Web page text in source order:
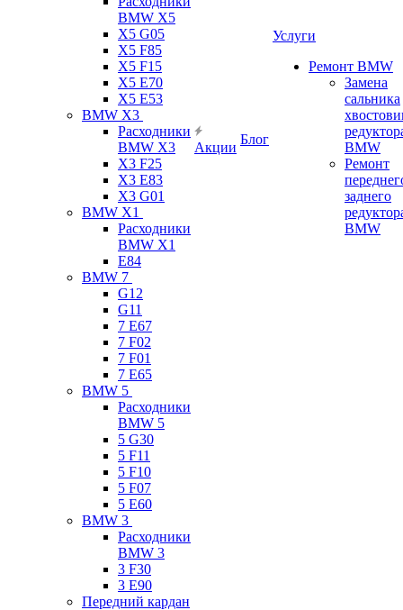
BMW X5
X5 G05
X5 F85
X5 F15
X5 E70
X5 E53
BMW X3
Расходники
BMW X3
X3 F25
X3 E83
X3 G01
BMW X1
Расходники
BMW X1
E84
BMW 7
G12
G11
7 Е67
7 F02
7 F01
7 E65
BMW 5
Расходники
BMW 5
5 G30
5 F11
5 F10
5 F07
5 E60
BMW 3
Расходники
BMW 3
3 F30
3 E90
Передний кардан
Акции
Блог
Услуги
Ремонт BMW
Замена
сальника
BMW
Ремонт
заднего
BMW